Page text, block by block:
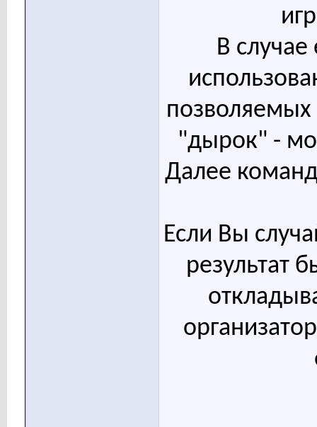
В случае
позволяемых
"дырок" -
Далее
Если Вы
результат